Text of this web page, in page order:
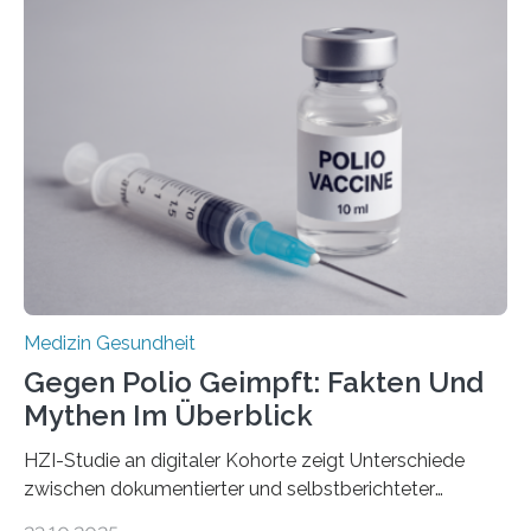
Dringend benötigt werden zielgerichtete Therapien, die
nur Tumorschwachstellen angreifen und normales
Gewebe verschonen. Forschende um Daniel Merk vom
Hertie-Institut für klinische Hirnforschung am
Universitätsklinikum Tübingen haben eine solche
Schwachstelle im Erbgut einer Untergruppe des
Medulloblastoms gefunden. Die Wilhelm Sander-
Stiftung unterstützte das Projekt…
Medizin Gesundheit
Gegen Polio Geimpft: Fakten Und
Mythen Im Überblick
HZI-Studie an digitaler Kohorte zeigt Unterschiede
zwischen dokumentierter und selbstberichteter